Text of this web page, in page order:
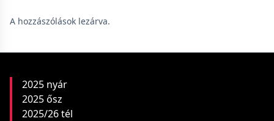
A hozzászólások lezárva.
2025 nyár
2025 ősz
2025/26 tél